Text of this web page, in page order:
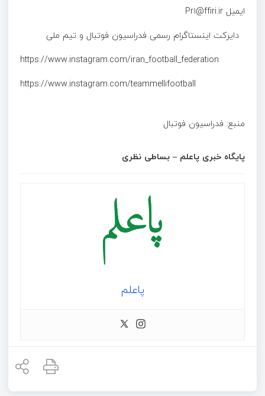
ایمیل Pr۱@ffiri.ir
دایرکت اینستاگرام رسمی فدراسیون فوتبال و تیم ملی
منبع: فدراسیون فوتبال
پایگاه خبری پاعلم – بساطی نظری
پاعلم